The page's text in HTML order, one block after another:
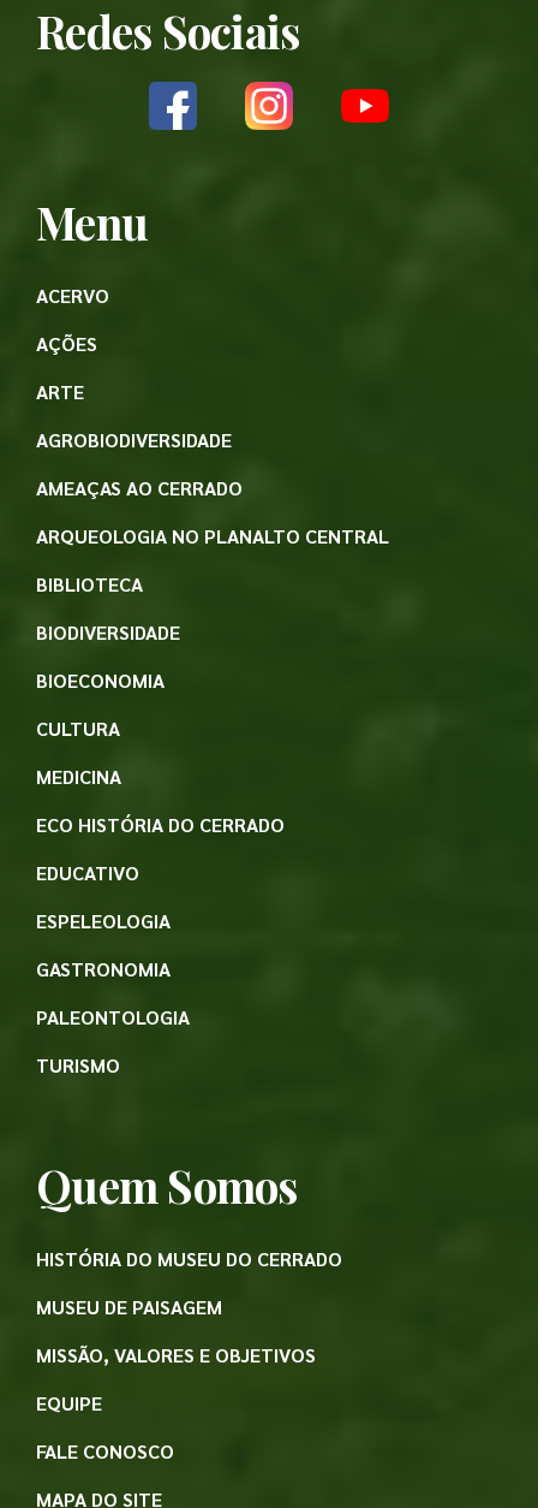
Redes Sociais
Menu
ACERVO
AÇÕES
ARTE
AGROBIODIVERSIDADE
AMEAÇAS AO CERRADO
ARQUEOLOGIA NO PLANALTO CENTRAL
BIBLIOTECA
BIODIVERSIDADE
BIOECONOMIA
CULTURA
MEDICINA
ECO HISTÓRIA DO CERRADO
EDUCATIVO
ESPELEOLOGIA
GASTRONOMIA
PALEONTOLOGIA
TURISMO
Quem Somos
HISTÓRIA DO MUSEU DO CERRADO
MUSEU DE PAISAGEM
MISSÃO, VALORES E OBJETIVOS
EQUIPE
FALE CONOSCO
MAPA DO SITE